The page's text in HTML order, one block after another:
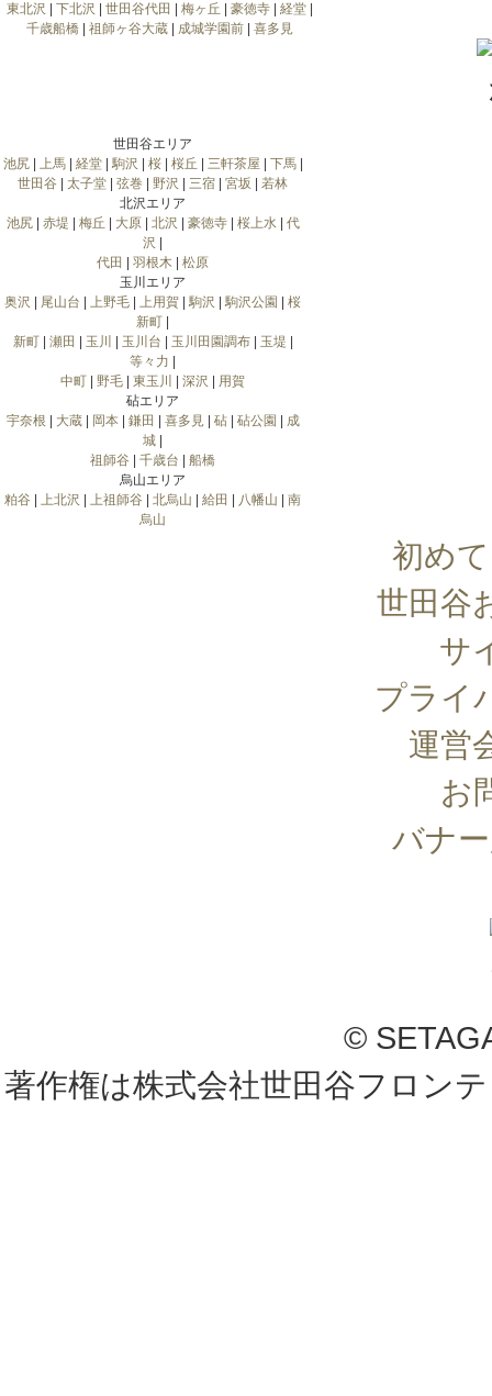
東北沢
下北沢 世田谷代田 梅ヶ丘 豪徳寺| 経堂|
千歳船橋| 祖師ヶ谷大蔵| 成城学園前| 喜多見
世田谷エリア
池尻| 上馬| 経堂| 駒沢 桜| 桜丘 三軒茶屋 下馬|
世田谷
太子堂 弦巻 野沢 三宿 宮坂
若林
北沢エリア
池尻| 赤堤 梅丘 大原| 北沢 豪徳寺| 桜上水| 代
沢
代田
羽根木
松原
玉川エリア
奥沢
尾山台 上野毛 上用賀 駒沢 駒沢公園
桜
新町
新町| 瀬田 玉川 玉川台 玉川田園調布| 玉堤
等々力
中町
野毛 東玉川 深沢
用賀
砧エリア
宇奈根
大蔵| 岡本| 鎌田 喜多見| 砧| 砧公園
成
城
祖師谷
千歳台
船橋
烏山エリア
粕谷
上北沢 上祖師谷 北烏山 給田 八幡山
南
烏山
初め
世田谷
サ
プライ
運営
お
バナ
©
著作権は株式会社世田谷フロン